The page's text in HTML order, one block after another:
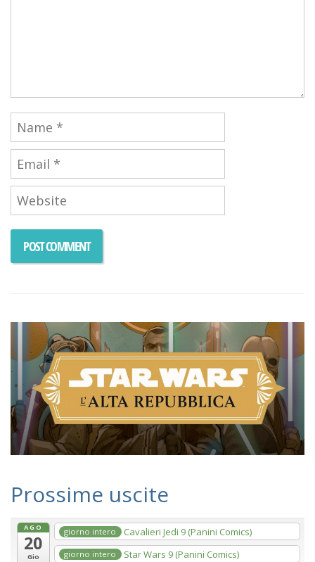
Prossime uscite
AGO
20
Gio
giorno intero Cavalieri Jedi 9 (Panini Comics)
giorno intero Star Wars 9 (Panini Comics)